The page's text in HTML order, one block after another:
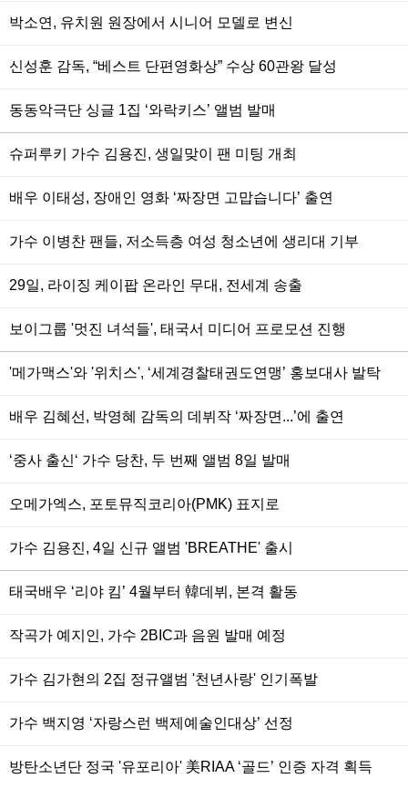
박소연, 유치원 원장에서 시니어 모델로 변신
신성훈 감독, “베스트 단편영화상” 수상 60관왕 달성
동동악극단 싱글 1집 ‘와락키스’ 앨범 발매
슈퍼루키 가수 김용진, 생일맞이 팬 미팅 개최
배우 이태성, 장애인 영화 ‘짜장면 고맙습니다’ 출연
가수 이병찬 팬들, 저소득층 여성 청소년에 생리대 기부
29일, 라이징 케이팝 온라인 무대, 전세계 송출
보이그룹 '멋진 녀석들', 태국서 미디어 프로모션 진행
'메가맥스'와 '위치스', ‘세계경찰태권도연맹’ 홍보대사 발탁
배우 김혜선, 박영혜 감독의 데뷔작 ‘짜장면...’에 출연
‘중사 출신‘ 가수 당찬, 두 번째 앨범 8일 발매
오메가엑스, 포토뮤직코리아(PMK) 표지로
가수 김용진, 4일 신규 앨범 'BREATHE' 출시
태국배우 ‘리야 킴’ 4월부터 韓데뷔, 본격 활동
작곡가 예지인, 가수 2BIC과 음원 발매 예정
가수 김가현의 2집 정규앨범 '천년사랑' 인기폭발
가수 백지영 ‘자랑스런 백제예술인대상’ 선정
방탄소년단 정국 '유포리아' 美RIAA ‘골드’ 인증 자격 획득